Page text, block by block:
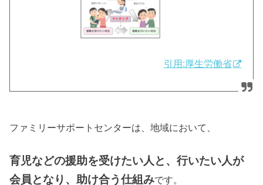
引用:厚生労働省
ファミリーサポートセンターは、地域において、
育児などの援助を受けたい人と、行いたい人が
会員となり、助け合う仕組みです。